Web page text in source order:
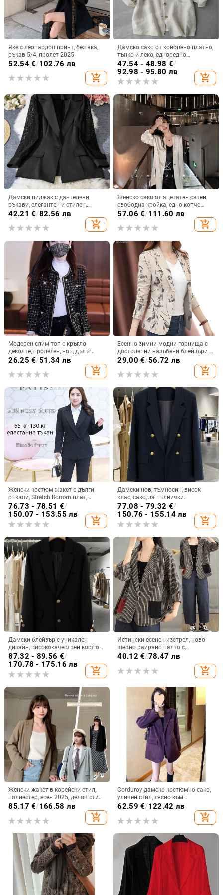
Яке с леопардов принт, без яка,
ръкав 5/4, пролет 2025
52.54€/102.76 лв
add_shopping_cart
Дамско сако от конопено платно,
тънко и леко, едноредно
закопчаване, яка с лист лотос,
ръкави с венчелистчета, летен
модел 2024
47.54 - 48.98 €/
92.98 - 95.80 лв
add_shopping_cart
Дамски пиджак с дантелени
ръкави, елегантен и стилен,
едноцветен, голям размер,
42.21 €/82.56 лв
add_shopping_cart
Женско сако от ацетатен сатен,
свободна кройка, едно копче
закопчаване, ¾ ръкави,
57.06 €/111.60 лв
add_shopping_cart
Модерен слим топ с кръгло
деколте, пролетен, нов, дълъг
ръкав, кариран, малък, стил
Шанел, висок клас, дамско късо
яке
26.25 €/51.34 лв
add_shopping_cart
Есенно-зимни модни горнища с
достолепни назъбени блейзъри с
копчета Офис дама Ежедневни
корейски дамски дрехи Тънък
геометричен печат
29.00 €/56.72 лв
add_shopping_cart
Женски костюм-жакет с дълги
ръкави, Stretch Roman плат,
полиестер, плетена материя, стил
Temperament Commuter,
костюмна яка
76.73 - 78.51 €/
150.07 - 153.55 лв
add_shopping_cart
Дамски нов, тъмносин, висок
клас, сако, за пълнички
момичета, плюс памучен
официален костюм [1115]]
77.08 - 79.32 €/
150.76 - 155.14 лв
add_shopping_cart
Дамски блейзър с уникален
дизайн, висококачествен костюм
за пролетно-есенен период,
свободна кройка, ласкав силует
87.32 - 89.56 €/
170.78 - 175.16 лв
add_shopping_cart
Истински есенен изстрел, ново
шевно раирано палто с
контрастен цвят, дизайн с джоб,
универсален топ
40.12 €/78.47 лв
add_shopping_cart
Женски жакет в корейски стил,
полиестер, есен 2025, делов стил
с яка на сако
85.17 €/166.58 лв
add_shopping_cart
Corduroy дамско костюмно сако,
уличен стил, тясно към
лотусовия лист на яка, ръкави с
листенца, едно редче копчета, 90-
95% полиестер
62.59 €/122.42 лв
add_shopping_cart